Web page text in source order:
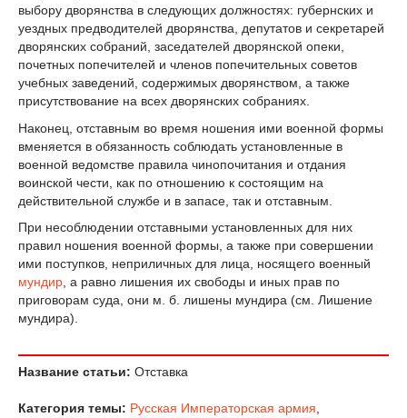
выбору дворянства в следующих должностях: губернских и
уездных предводителей дворянства, депутатов и секретарей
дворянских собраний, заседателей дворянской опеки,
почетных попечителей и членов попечительных советов
учебных заведений, содержимых дворянством, а также
присутствование на всех дворянских собраниях.
Наконец, отставным во время ношения ими военной формы
вменяется в обязанность соблюдать установленные в
военной ведомстве правила чинопочитания и отдания
воинской чести, как по отношению к состоящим на
действительной службе и в запасе, так и отставным.
При несоблюдении отставными установленных для них
правил ношения военной формы, а также при совершении
ими поступков, неприличных для лица, носящего военный
мундир, а равно лишения их свободы и иных прав по
приговорам суда, они м. б. лишены мундира (см. Лишение
мундира).
Название статьи: Отставка
Категория темы: Русская Императорская армия